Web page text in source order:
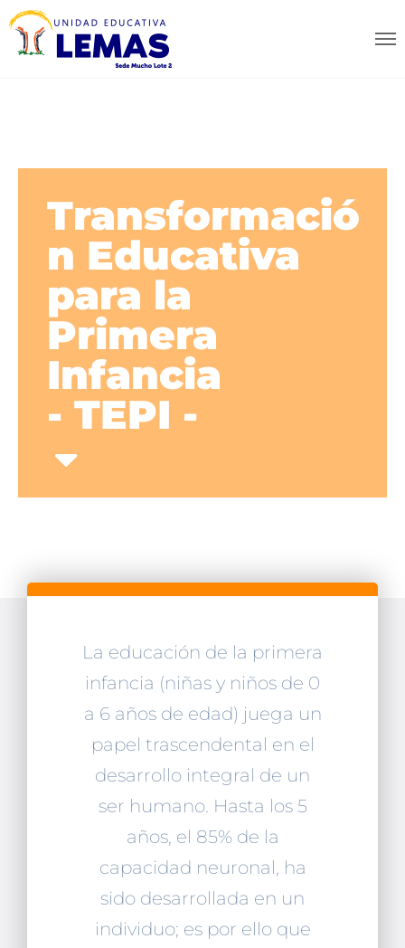
Transformació
n Educativa
para la
Primera
Infancia
- TEPI -
La educación de la primera
infancia (niñas y niños de 0
a 6 años de edad) juega un
papel trascendental en el
desarrollo integral de un
ser humano. Hasta los 5
años, el 85% de la
capacidad neuronal, ha
sido desarrollada en un
individuo; es por ello que